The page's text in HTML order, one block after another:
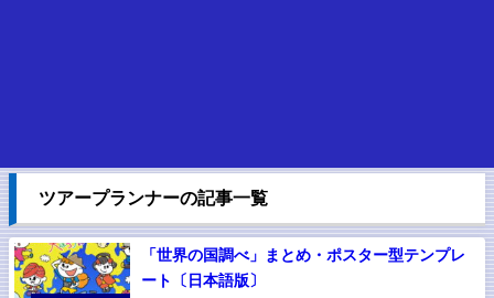
ツアープランナーの記事一覧
「世界の国調べ」まとめ・ポスター型テンプレ
ート〔日本語版〕